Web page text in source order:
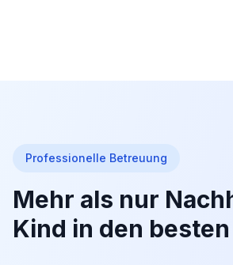
Professionelle Betreuung
Mehr als nur
Kind in den